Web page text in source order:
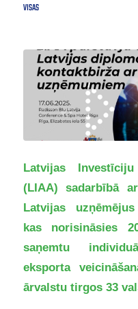
VISAS
Latvijas
(LIAA) sadarbībā
Latvijas
kas norisināsies
saņemtu
eksporta
ārvalstu tirgos 33